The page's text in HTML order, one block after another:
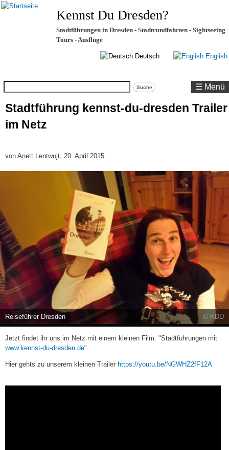
Kennst Du Dresden?
Stadtführungen in Dresden - Stadtrundfahrten - Sightseeing
Tours - Ausflüge
Deutsch English
☰ Menü
Stadtführung kennst-du-dresden Trailer
im Netz
von Anett Lentwojt, 20. April 2015
Reiseführer Dresden © KDD
Jetzt findet ihr uns im Netz mit einem kleinen Film. "Stadtführungen mit
www.kennst-du-dresden.de"
Hier gehts zu unserem kleinen Trailer https://youtu.be/NGWHZ2fF12A